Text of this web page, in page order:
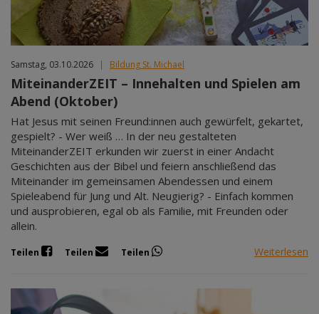
Samstag, 03.10.2026 | Bildung St. Michael
MiteinanderZEIT – Innehalten und Spielen am
Abend (Oktober)
Hat Jesus mit seinen Freund:innen auch gewürfelt, gekartet,
gespielt? - Wer weiß … In der neu gestalteten
MiteinanderZEIT erkunden wir zuerst in einer Andacht
Geschichten aus der Bibel und feiern anschließend das
Miteinander im gemeinsamen Abendessen und einem
Spieleabend für Jung und Alt. Neugierig? - Einfach kommen
und ausprobieren, egal ob als Familie, mit Freunden oder
allein.
Teilen Teilen Teilen Weiterlesen